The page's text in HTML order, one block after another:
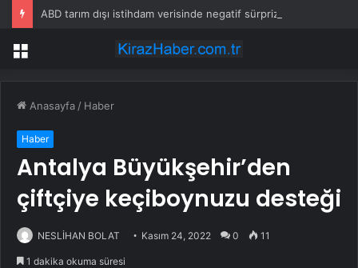
ABD tarım dışı istihdam verisinde negatif sürpriz
Menü
Anasayfa / Haber
Haber
Antalya Büyükşehir’den
çiftçiye keçiboynuzu desteği
NESLİHAN BOLAT Kasım 24, 2022 0 11
1 dakika okuma süresi